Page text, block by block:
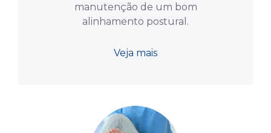
manutenção de um bom
alinhamento postural.
Veja mais